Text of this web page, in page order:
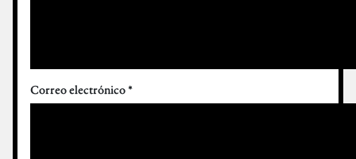
Correo electrónico*